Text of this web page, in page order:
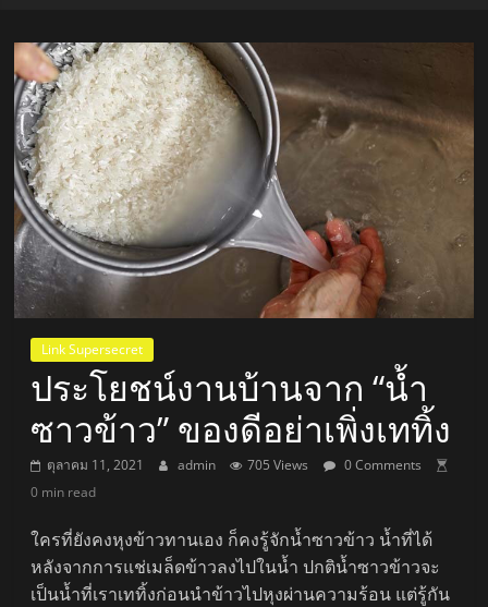
ลพบุรี
วิทยุ
FM
ลพบุรี
Link Supersecret
ประโยชน์งานบ้านจาก “น้ำ
ซาวข้าว” ของดีอย่าเพิ่งเททิ้ง
ตุลาคม 11, 2021 admin 705 Views
0 Comments
0 min read
ใครที่ยังคงหุงข้าวทานเอง ก็คงรู้จักน้ำซาวข้าว น้ำที่ได้
หลังจากการแช่เมล็ดข้าวลงไปในน้ำ ปกติน้ำซาวข้าวจะ
เป็นน้ำที่เราเททิ้งก่อนนำข้าวไปหุงผ่านความร้อน แต่รู้กัน